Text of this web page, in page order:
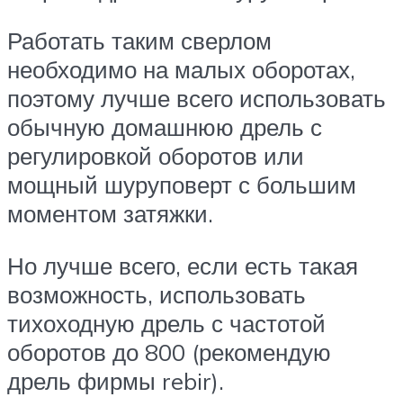
Работать таким сверлом
необходимо на малых оборотах,
поэтому лучше всего использовать
обычную домашнюю дрель с
регулировкой оборотов или
мощный шуруповерт с большим
моментом затяжки.
Но лучше всего, если есть такая
возможность, использовать
тихоходную дрель с частотой
оборотов до 800 (рекомендую
дрель фирмы rebir).